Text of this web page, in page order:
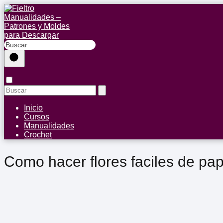
Inicio
Cursos
Manualidades
Crochet
Como hacer flores faciles de